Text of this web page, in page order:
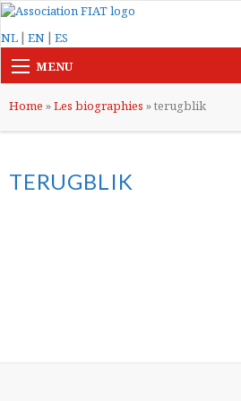
NL | EN | ES
MENU
Home »Les biographies »terugblik
TERUGBLIK